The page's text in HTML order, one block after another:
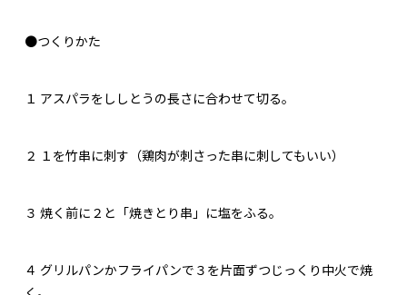
●つくりかた
１ アスパラをししとうの長さに合わせて切る。
２ １を竹串に刺す（鶏肉が刺さった串に刺してもいい）
３ 焼く前に２と「焼きとり串」に塩をふる。
４ グリルパンかフライパンで３を片面ずつじっくり中火で焼